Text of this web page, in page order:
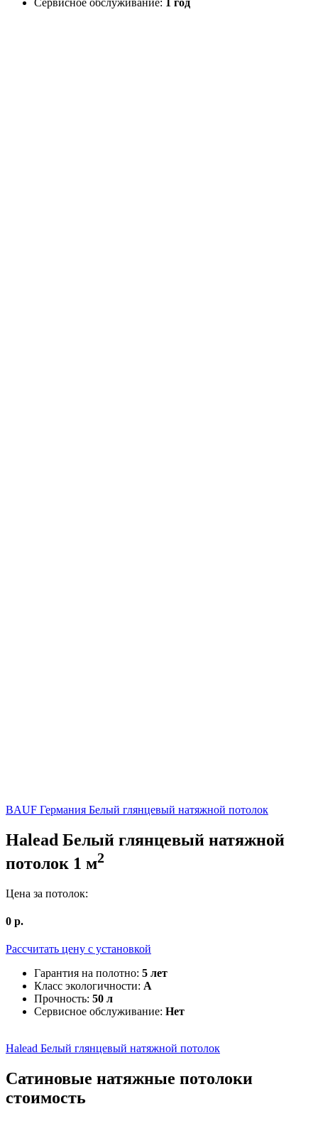
Сервисное обслуживание: 1 год
BAUF Германия Белый глянцевый натяжной потолок
Halead Белый глянцевый натяжной
потолок 1 м2
Цена за потолок:
0 р.
Рассчитать цену c установкой
Гарантия на полотно: 5 лет
Класс экологичности: А
Прочность: 50 л
Сервисное обслуживание: Нет
Halead Белый глянцевый натяжной потолок
Сатиновые натяжные потолоки
стоимость